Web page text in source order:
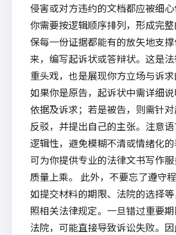
侵害或对方违约的文档都应被细心
你需要按逻辑顺序排列，形成完
保每一份证据都能有的放矢地支
来，编写起诉状或答辩状。这是
重头戏，也是展现你方立场与诉求
如果你是原告，起诉状中需详细
依据及诉求；若是被告，则需针
反驳，并提出自己的主张。注意
逻辑性，避免模糊不清或情绪化的
可为你提供专业的法律文书写作
质量上乘。 此外，不要忘了遵守
如提交材料的期限、法院的选择
照相关法律规定。一旦错过重要
法院，可能直接导致诉讼失败。